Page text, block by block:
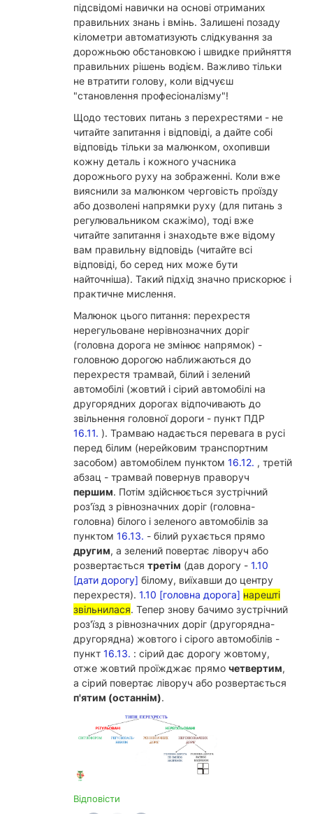
підсвідомі навички на основі отриманих
правильних знань і вмінь. Залишені позаду
кілометри автоматизують слідкування за
дорожньою обстановкою і швидке прийняття
правильних рішень водієм. Важливо тільки
не втратити голову, коли відчуєш
"становлення професіоналізму"!
Щодо тестових питань з перехрестями - не
читайте запитання і відповіді, а дайте собі
відповідь тільки за малюнком, охопивши
кожну деталь і кожного учасника
дорожнього руху на зображенні. Коли вже
вияснили за малюнком черговість проїзду
або дозволені напрямки руху (для питань з
регулювальником скажімо), тоді вже
читайте запитання і знаходьте вже відому
вам правильну відповідь (читайте всі
відповіді, бо серед них може бути
найточніша). Такий підхід значно прискорює і
практичне мислення.
Малюнок цього питання: перехрестя
нерегульоване нерівнозначних доріг
(головна дорога не змінює напрямок) -
головною дорогою наближаються до
перехрестя трамвай, білий і зелений
автомобілі (жовтий і сірий автомобілі на
другорядних дорогах відпочивають до
звільнення головної дороги - пункт ПДР
16.11. ). Трамваю надається перевага в русі
перед білим (нерейковим транспортним
засобом) автомобілем пунктом 16.12. , третій
абзац - трамвай повернув праворуч
першим. Потім здійснюється зустрічний
роз'їзд з рівнозначних доріг (головна-
головна) білого і зеленого автомобілів за
пунктом 16.13. - білий рухається прямо
другим, а зелений повертає ліворуч або
розвертається третім (дав дорогу - 1.10
[дати дорогу] білому, виїхавши до центру
перехрестя). 1.10 [головна дорога] нарешті
звільнилася. Тепер знову бачимо зустрічний
роз'їзд з рівнозначних доріг (другорядна-
другорядна) жовтого і сірого автомобілів -
пункт 16.13. : сірий дає дорогу жовтому,
отже жовтий проїжджає прямо четвертим,
а сірий повертає ліворуч або розвертається
п'ятим (останнім).
Відповісти